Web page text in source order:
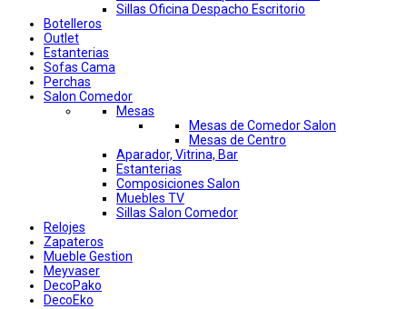
Sillas Oficina Despacho Escritorio
Botelleros
Outlet
Estanterias
Sofas Cama
Perchas
Salon Comedor
Mesas
Mesas de Comedor Salon
Mesas de Centro
Aparador, Vitrina, Bar
Estanterias
Composiciones Salon
Muebles TV
Sillas Salon Comedor
Relojes
Zapateros
Mueble Gestion
Meyvaser
DecoPako
DecoEko